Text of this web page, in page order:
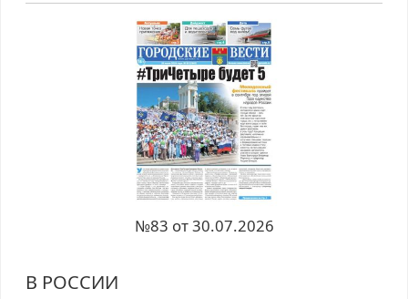
№83 от 30.07.2026
В РОССИИ